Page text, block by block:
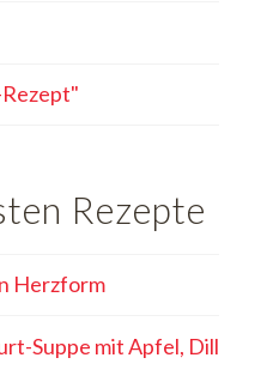
Rezepte
Herzform
Suppe mit Apfel, Dill